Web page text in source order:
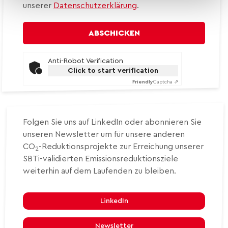
unserer Datenschutzerklärung.
Anti-Robot Verification
Click to start verification
FriendlyCaptcha ⇗
Folgen Sie uns auf LinkedIn oder abonnieren Sie
unseren Newsletter um für unsere anderen
CO2-Reduktionsprojekte zur Erreichung unserer
SBTi-validierten Emissionsreduktionsziele
weiterhin auf dem Laufenden zu bleiben.
LinkedIn
Newsletter